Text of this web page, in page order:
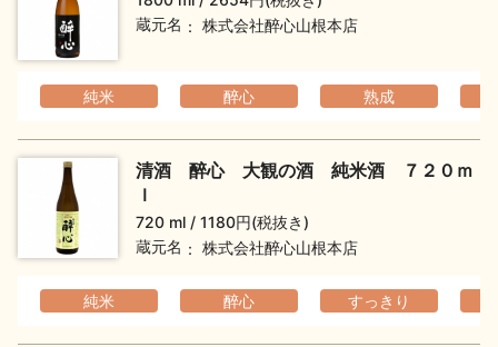
お問い合わせ
蔵元名
株式会社醉心山根本店
純米 醉心 熟成
清酒 醉心 大観の酒 純米酒 ７２０ｍ
ｌ
720 ml
1180円(税抜き)
蔵元名
株式会社醉心山根本店
純米 醉心 すっきり